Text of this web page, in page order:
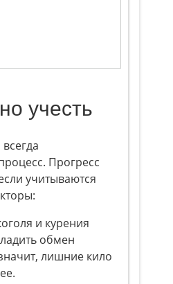
учесть
Прогресс
учитываются
и курения
обмен
лишние кило